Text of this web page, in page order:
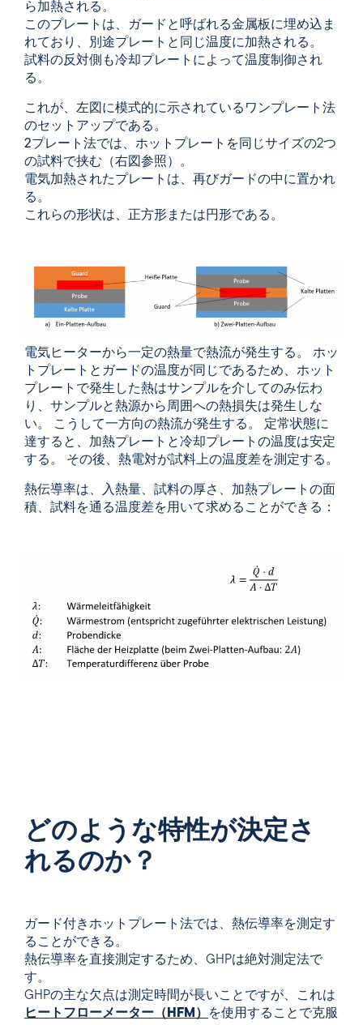
ら加熱される。
このプレートは、ガードと呼ばれる金属板に埋め込ま
れており、別途プレートと同じ温度に加熱される。
試料の反対側も冷却プレートによって温度制御され
る。
これが、左図に模式的に示されている ワンプレート法
のセットアップである。
2プレート 法では、ホットプレートを同じサイズの2つ
の試料で挟む（右図参照）。
電気加熱されたプレートは、再びガードの中に置かれ
る。
これらの形状は、正方形または円形である。
電気ヒーターから一定の熱量で熱流が発生する。 ホッ
トプレートとガードの温度が同じであるため、ホット
プレートで発生した熱はサンプルを介してのみ伝わ
り、サンプルと熱源から周囲への熱損失は発生しな
い。
こうして一方向の熱流が発生する。 定常状態に
達すると、加熱プレートと冷却プレートの温度は安定
する。 その後、熱電対が試料上の温度差を測定する。
熱伝導率は、入熱量、試料の厚さ、加熱プレートの面
積、試料を通る温度差を用いて求めることができる：
どのような特性が決定さ
れるのか？
ガード付きホットプレート法では、熱伝導率を測定す
ることができる。
熱伝導率を直接測定するため、GHPは絶対測定法で
す。
GHPの主な欠点は測定時間が長いことですが、これは
ヒートフローメーター（HFM）
を使用することで克服